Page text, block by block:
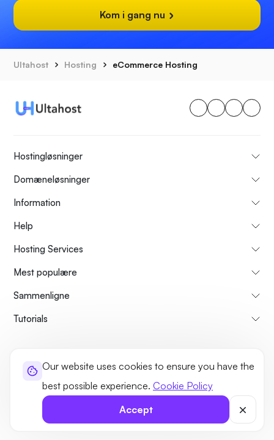
Our website uses cookies to ensure you have the
best possible experience. Cookie Policy
Accept
Kom i gang nu
Ultahost Hosting eCommerce Hosting
Hostingløsninger
Domæneløsninger
Information
Help
Hosting Services
Mest populære
Sammenligne
Tutorials
Privacy PolicyLegalSitemap
©2026 UltaHost - All rights reserved